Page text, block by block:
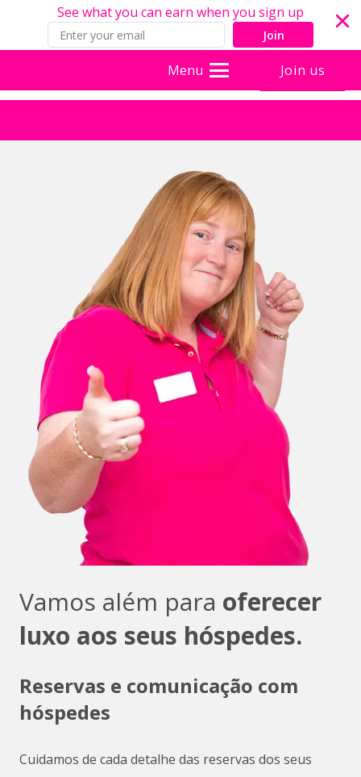
See what you can earn when you sign up
Join
Menu Join us
Vamos além para oferecer
luxo aos seus hóspedes.
Reservas e comunicação com
hóspedes
Cuidamos de cada detalhe das reservas dos seus